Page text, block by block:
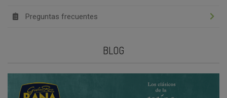
Preguntas frecuentes
BLOG